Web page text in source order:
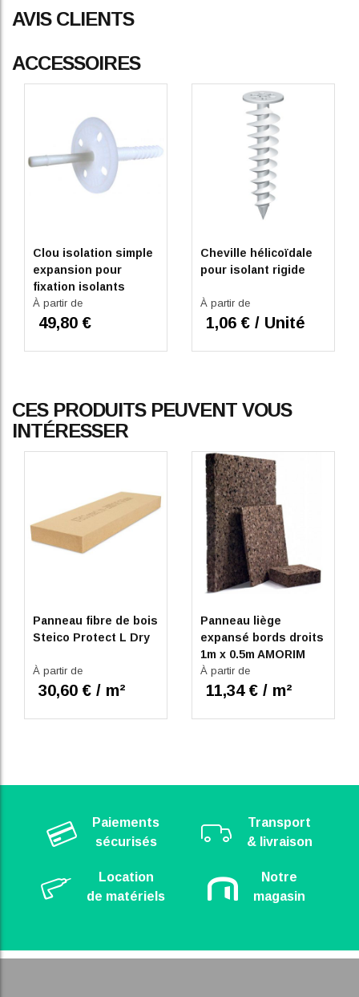
AVIS CLIENTS
ACCESSOIRES
Clou isolation simple
expansion pour
fixation isolants
À partir de
49,80 €
Cheville hélicoïdale
pour isolant rigide
À partir de
1,06 € / Unité
CES PRODUITS PEUVENT VOUS
INTÉRESSER
Panneau fibre de bois
Steico Protect L Dry
À partir de
30,60 € / m²
Panneau liège
expansé bords droits
1m x 0.5m AMORIM
À partir de
11,34 € / m²
Paiements
sécurisés
Transport
& livraison
Location
de matériels
Notre
magasin